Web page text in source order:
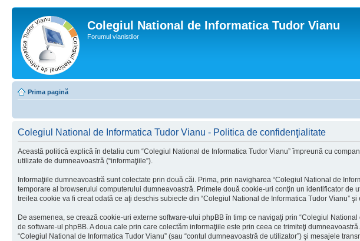
Colegiul National de Informatica Tudor Vianu
Forumul vianistilor
Prima pagină
Colegiul National de Informatica Tudor Vianu - Politica de confidenţialitate
Această politică explică în detaliu cum “Colegiul National de Informatica Tudor Vianu” împreună cu
utilizate de dumneavoastră (“informaţiile”).
Informaţiile dumneavoastră sunt colectate prin două căi. Prima, prin navigharea “Colegiul National de
temporare al browserului computerului dumneavoastră. Primele două cookie-uri conţin un identificator de
treilea cookie va fi creat odată ce aţi deschis subiecte din “Colegiul National de Informatica Tudor Vianu”
De asemenea, se crează cookie-uri externe software-ului phpBB în timp ce navigaţi prin “Colegiul
de software-ul phpBB. A doua cale prin care colectăm informaţiile este prin ceea ce trimiteţi
“Colegiul National de Informatica Tudor Vianu” (sau “contul dumneavoastră de utilizator”) şi mesajele